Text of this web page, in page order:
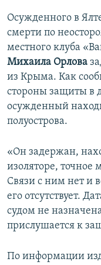
Осужденного в
смерти по
местного клуба
Михаила Орлова
из Крыма. Как
стороны защиты в
осужденный
полуострова.
«Он задержан,
изоляторе, точное
Связи с ним нет и
его отсутствует.
судом не
прислушается к
По информации